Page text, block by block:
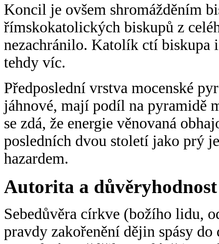
Koncil je ovšem shromážděním
římskokatolických biskupů z
nezachránilo. Katolík ctí biskupa
tehdy víc.
Předposlední vrstva mocenské
jáhnové, mají podíl na pyramidě
se zdá, že energie věnovaná
posledních dvou století jako prý
hazardem.
Autorita a důvěryhodnost
Sebedůvěra církve (božího lidu,
pravdy zakořenění dějin spásy